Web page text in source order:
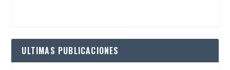
ULTIMAS PUBLICACIONES